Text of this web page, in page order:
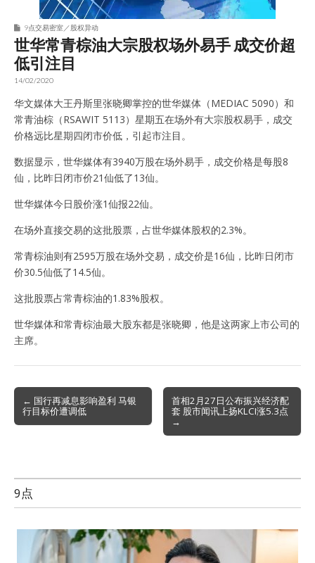
9点交易密室／股权异动
世华常青棕油大宗股权场外易手 成交价超
低引注目
14/02/2020
华文媒体大王丹斯里张晓卿掌控的世华媒体（MEDIAC 5090）和
常青油棕（RSAWIT 5113）星期五在场外有大宗股权易手，成交
价格远比星期四闭市价低，引起市注目。
数据显示，世华媒体有3940万股在场外易手，成交价格是每股8
仙，比昨日闭市价21仙低了13仙。
世华媒体今日股价涨1仙报22仙。
在场外直接交易的这批股票，占世华媒体股权的2.3%。
常青棕油则有2595万股在场外交易，成交价是16仙，比昨日闭市
价30.5仙低了14.5仙。
这批股票占常青棕油的1.83%股权。
世华媒体和常青棕油最大股东都是张晓卿，他是这两家上市公司的
主席。
Post
navigation
← 国行再减息影响盈利 马银
行目标价遭调低
首相2月27日公布振兴经济配
套 股市闻讯上扬KLCI涨5.3点
→
9点